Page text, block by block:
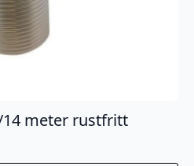
meter rustfritt